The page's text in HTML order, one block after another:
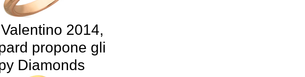
2014,
propone gli
Diamonds